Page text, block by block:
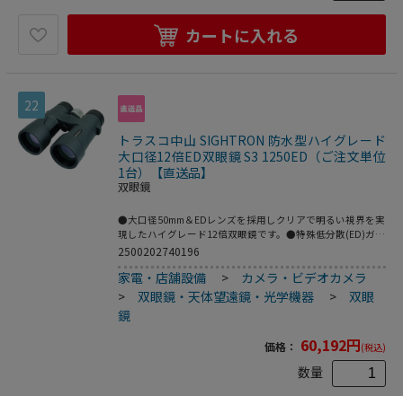
す。●ラバー外装の採用により、しっかりとグリップするこ
とが可能で、寒冷地でも扱いやすくなっています。●遠くに
(mm)：146●奥行(mm)：149●全高(mm)：60●アイレリー
フ(mm)：18●高さ(mm)：60●プリズム：Bak4ダハプリズ
ム、位相差補正コート、誘電体多層膜●コーティング：フル
マルチコート●1000先視界：105m●ひとみ径：5mm●明る
さ：25●防水：完全防水●アイレリーフ：18mm●失明の恐
れがあるため、絶対に太陽を見ないでください。
カートに入れる
22
トラスコ中山 SIGHTRON 防水型ハイグレード
大口径12倍ED双眼鏡 S3 1250ED（ご注文単位
1台）【直送品】
双眼鏡
●大口径50mm＆EDレンズを採用しクリアで明るい視界を実
現したハイグレード12倍双眼鏡です。●特殊低分散(ED)ガラ
スレンズを光学系に採用し、色収差のないクリアでシャープ
な高解像を実現しており、あらゆる場面で活躍する高性能双
眼鏡です。●多層膜コーティングを全てのレンズの空気接触
面に施すことで、高い透過率を実現しています。●ダハプリ
ズムには位相差補正コートを施し、補助プリズムには誘電体
多層膜を施すことで、高い解像力を明るい視野を楽しめま
し、素早く確実なピント合わせが可能です。●ロングアイレ
リーフ設計により、眼鏡をかけて使用する際にも、視野の
隅々まで広く見渡すことが可能です。●本体内部には乾燥窒
2500202740196
家電・店舗設備 > カメラ・ビデオカメラ
>双眼鏡・天体望遠鏡・光学機器 >双眼
鏡
価格： 60,192円(税込)
数量